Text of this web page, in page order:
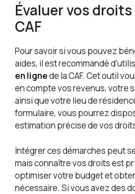
Évaluer vos droits
CAF
Pour savoir si vous pouvez
aides, il est recommandé
en lignede la CAF. Cet outil
en compte vos revenus, votre
ainsi que votre lieu de
formulaire, vous pourrez
estimation précise de vos
Intégrer ces démarches peut
mais connaître vos droits est
optimiser votre budget et
nécessaire. Si vous avez des